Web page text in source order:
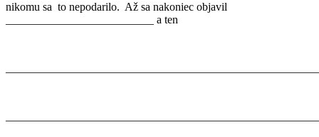
nikomu sa to nepodarilo. Až sa nakoniec objavil
__________________________ a ten